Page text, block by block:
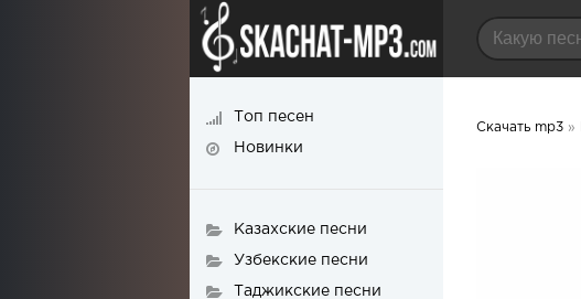
Скачать mp3 »
Топ песен
Новинки
Казахские песни
Узбекские песни
Таджикские песни